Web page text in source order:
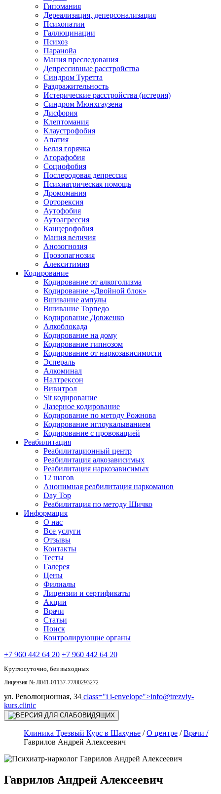
Гипомания
Дереализация, деперсонализация
Психопатии
Галлюцинации
Психоз
Паранойа
Мания преследования
Депрессивные расстройства
Синдром Туретта
Раздражительность
Истерические расстройства (истерия)
Синдром Мюнхгаузена
Дисфория
Клептомания
Клаустрофобия
Апатия
Белая горячка
Агорафобия
Социофобия
Послеродовая депрессия
Психиатрическая помощь
Дромомания
Орторексия
Аутофобия
Аутоагрессия
Канцерофобия
Мания величия
Анозогнозия
Прозопагнозия
Алекситимия
Кодирование
Кодирование от алкоголизма
Кодирование «Двойной блок»
Вшивание ампулы
Вшивание Торпедо
Кодирование Довженко
Алкоблокада
Кодирование на дому
Кодирование гипнозом
Кодирование от наркозависимости
Эспераль
Алкоминал
Налтрексон
Вивитрол
Sit кодирование
Лазерное кодирование
Кодирование по методу Рожнова
Кодирование иглоукалыванием
Кодирование с провокацией
Реабилитация
Реабилитационный центр
Реабилитация алкозависимых
Реабилитация наркозависимых
12 шагов
Анонимная реабилитация наркоманов
Day Top
Реабилитация по методу Шичко
Информация
О нас
Все услуги
Отзывы
Контакты
Тесты
Галерея
Цены
Филиалы
Лицензии и сертификаты
Акции
Врачи
Статьи
Поиск
Контролирующие органы
+7 960 442 64 20 +7 960 442 64 20
Круглосуточно, без выходных
Лицензия № Л041-01137-77/00293272
ул. Революционная, 34 class="i i-envelope">info@trezviy-
kurs.clinic
Клиника Трезвый Курс в Шахунье /О центре /Врачи /
Гаврилов Андрей Алексеевич
Гаврилов Андрей Алексеевич